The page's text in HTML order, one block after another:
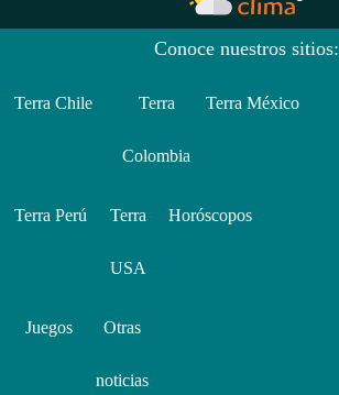
Conoce nuestros sitios:
Terra Chile Terra
Colombia
Terra México
Terra Perú Terra
USA
Horóscopos
Juegos Otras
noticias